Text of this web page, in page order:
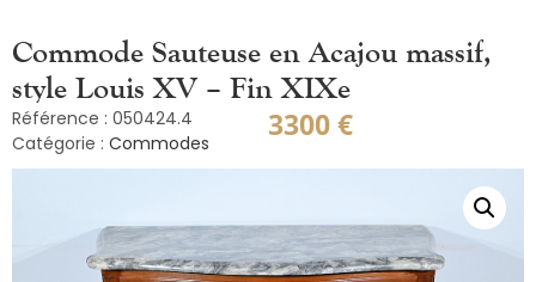
Commode Sauteuse en Acajou massif,
style Louis XV – Fin XIXe
Référence : 050424.4
Catégorie : Commodes 3300€